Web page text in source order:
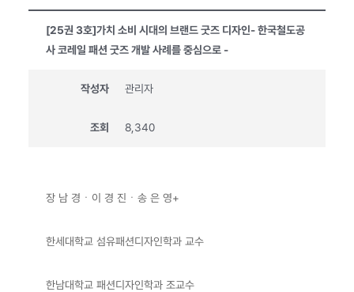
[25권 3호]가치 소비 시대의 브랜드 굿즈 디자인- 한국철도공
사 코레일 패션 굿즈 개발 사례를 중심으로 -
작성자 관리자
조회 8,340
장 남 경ㆍ이 경 진ㆍ송 은 영+
한세대학교 섬유패션디자인학과 교수
한남대학교 패션디자인학과 조교수